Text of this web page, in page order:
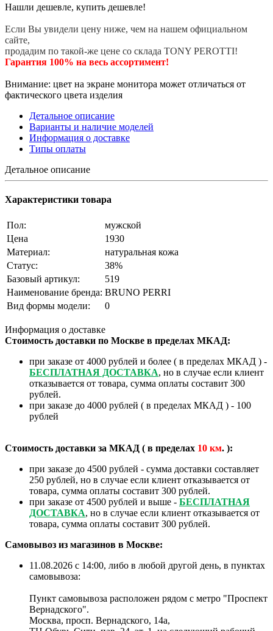
Нашли дешевле, купить дешевле!
Если Вы увидели цену ниже, чем на нашем официальном
сайте,
продадим по такой-же цене со склада TONY PEROTTI!
Гарантия 100% на весь ассортимент!
Внимание: цвет на экране монитора может отличаться от
фактического цвета изделия
Детальное описание
Варианты и наличие моделей
Информация о доставке
Типы оплаты
Детальное описание
Характеристики товара
Пол:
мужской
Цена
1930
Материал:
натуральная кожа
Статус:
38%
Базовый артикул:
519
Наименование бренда: BRUNO PERRI
Вид формы модели:
0
Информация о доставке
Стоимость доставки по Москве в пределах МКАД:
при заказе от 4000 рублей и более ( в пределах МКАД ) -
БЕСПЛАТНАЯ ДОСТАВКА, но в случае если клиент
отказывается от товара, сумма оплаты составит 300
рублей.
при заказе до 4000 рублей ( в пределах МКАД ) - 100
рублей
Стоимость доставки за МКАД ( в пределах 10 км. ):
при заказе до 4500 рублей - сумма доставки составляет
250 рублей, но в случае если клиент отказывается от
товара, сумма оплаты составит 300 рублей.
при заказе от 4500 рублей и выше - БЕСПЛАТНАЯ
ДОСТАВКА, но в случае если клиент отказывается от
товара, сумма оплаты составит 300 рублей.
Самовывоз из магазинов в Москве:
11.08.2026 с 14:00, либо в любой другой день, в пунктах
самовывоза:
Пункт самовывоза расположен рядом с метро "Проспект
Вернадского".
Москва, просп. Вернадского, 14а,